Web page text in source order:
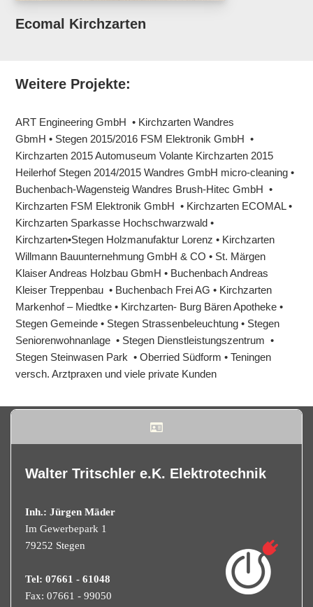
Ecomal Kirchzarten
Weitere Projekte:
ART Engineering GmbH • Kirchzarten Wandres
GbmH • Stegen 2015/2016 FSM Elektronik GmbH •
Kirchzarten 2015 Automuseum Volante Kirchzarten 2015
Heilerhof Stegen 2014/2015 Wandres GmbH micro-cleaning •
Buchenbach-Wagensteig Wandres Brush-Hitec GmbH •
Kirchzarten FSM Elektronik GmbH • Kirchzarten ECOMAL •
Kirchzarten Sparkasse Hochschwarzwald •
Kirchzarten•Stegen Holzmanufaktur Lorenz • Kirchzarten
Willmann Bauunternehmung GmbH & CO • St. Märgen
Klaiser Andreas Holzbau GbmH • Buchenbach Andreas
Kleiser Treppenbau • Buchenbach Frei AG • Kirchzarten
Markenhof – Miedtke • Kirchzarten- Burg Bären Apotheke •
Stegen Gemeinde • Stegen Strassenbeleuchtung • Stegen
Seniorenwohnanlage • Stegen Dienstleistungszentrum •
Stegen Steinwasen Park • Oberried Südform • Teningen
versch. Arztpraxen und viele private Kunden
Walter Tritschler e.K. Elektrotechnik
Inh.: Jürgen Mäder
Im Gewerbepark 1
79252 Stegen
Tel: 07661 - 61048
Fax: 07661 - 99050